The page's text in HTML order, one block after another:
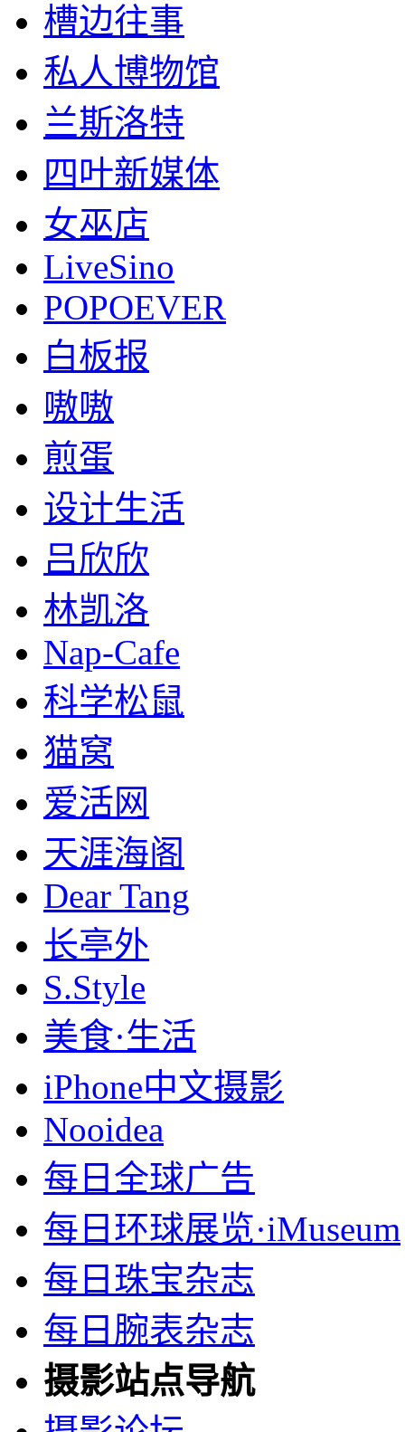
槽边往事
私人博物馆
兰斯洛特
四叶新媒体
女巫店
LiveSino
POPOEVER
白板报
嗷嗷
煎蛋
设计生活
吕欣欣
林凯洛
Nap-Cafe
科学松鼠
猫窝
爱活网
天涯海阁
Dear Tang
长亭外
S.Style
美食·生活
iPhone中文摄影
Nooidea
每日全球广告
每日环球展览·iMuseum
每日珠宝杂志
每日腕表杂志
摄影站点导航